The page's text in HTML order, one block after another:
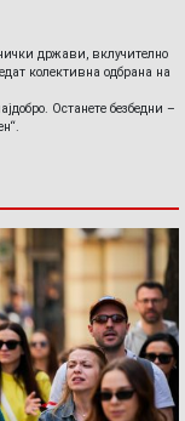
држави, вклучително
колективна одбрана на
Останете безбедни –